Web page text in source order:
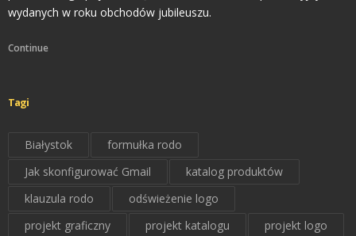
wydanych w roku obchodów jubileuszu.
Continue
Tagi
Białystok
formułka rodo
Jak skonfigurować Gmail
katalog produktów
klauzula rodo
odświeżenie logo
projekt graficzny
projekt katalogu projekt logo